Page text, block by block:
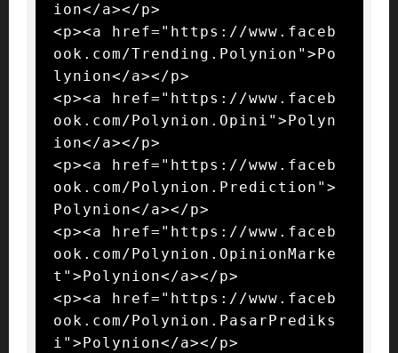
ion</a></p>
<p><a href="https://www.faceb
ook.com/Trending.Polynion">Po
lynion</a></p>
<p><a href="https://www.faceb
ook.com/Polynion.Opini">Polyn
ion</a></p>
<p><a href="https://www.faceb
ook.com/Polynion.Prediction">
Polynion</a></p>
<p><a href="https://www.faceb
ook.com/Polynion.OpinionMarke
t">Polynion</a></p>
<p><a href="https://www.faceb
ook.com/Polynion.PasarPrediks
i">Polynion</a></p>